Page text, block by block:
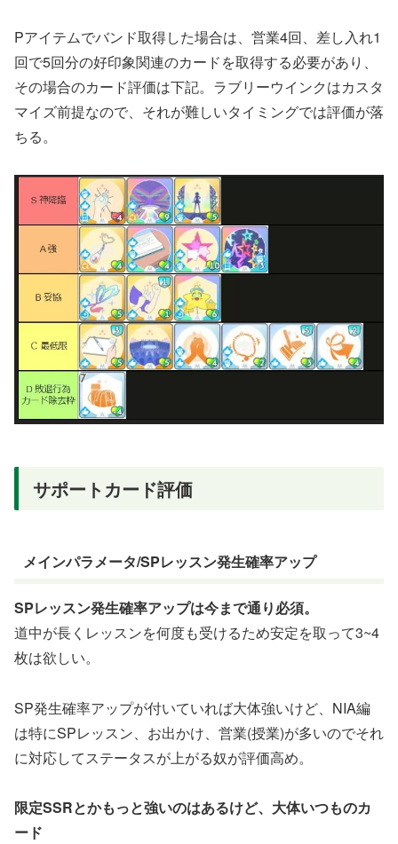
Pアイテムでバンド取得した場合は、営業4回、差し入れ1
回で5回分の好印象関連のカードを取得する必要があり、
その場合のカード評価は下記。ラブリーウインクはカスタ
マイズ前提なので、それが難しいタイミングでは評価が落
ちる。
サポートカード評価
メインパラメータ/SPレッスン発生確率アップ
SPレッスン発生確率アップは今まで通り必須。
道中が長くレッスンを何度も受けるため安定を取って3~4
枚は欲しい。
SP発生確率アップが付いていれば大体強いけど、NIA編
は特にSPレッスン、お出かけ、営業(授業)が多いのでそれ
に対応してステータスが上がる奴が評価高め。
限定SSRとかもっと強いのはあるけど、大体いつものカ
ード